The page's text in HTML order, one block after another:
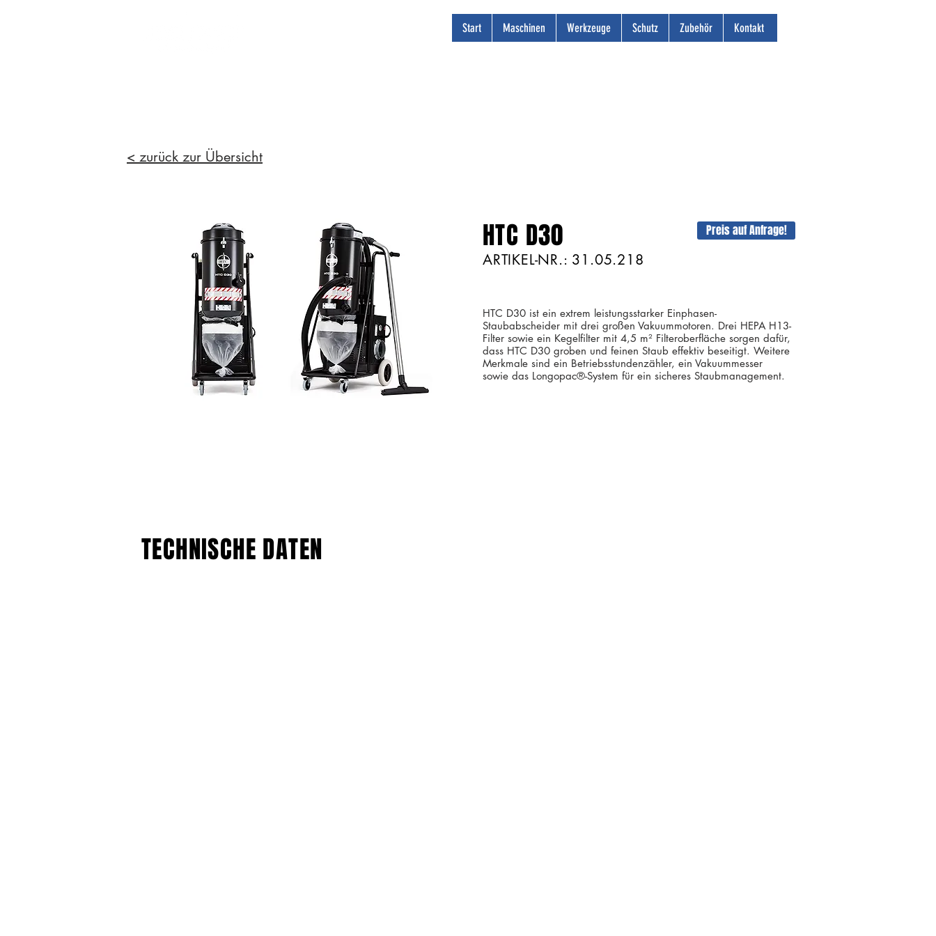
Start Maschinen Werkzeuge Schutz Zubehör Kontakt
< zurück zur Übersicht
HTC D30
ARTIKEL-NR.: 31.05.218
HTC D30 ist ein extrem leistungsstarker Einphasen-
Staubabscheider mit drei großen Vakuummotoren. Drei HEPA H13-
Filter sowie ein Kegelfilter mit 4,5 m² Filteroberfläche sorgen dafür,
dass HTC D30 groben und feinen Staub effektiv beseitigt. Weitere
Merkmale sind ein Betriebsstundenzähler, ein Vakuummesser
sowie das Longopac®-System für ein sicheres Staubmanagement.
Preis auf Anfrage!
TECHNISCHE DATEN